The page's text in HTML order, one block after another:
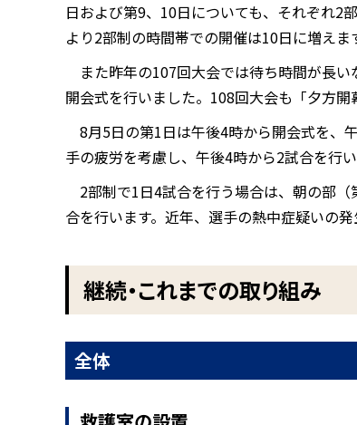
日および第9、10日についても、それぞれ2
より2部制の時間帯での開催は10日に増えま
また昨年の107回大会では待ち時間が長
開会式を行いました。108回大会も「夕方開
8月5日の第1日は午後4時から開会式を、
手の疲労を考慮し、午後4時から2試合を行い
2部制で1日4試合を行う場合は、朝の部
合を行います。近年、選手の熱中症疑いの
継続・これまでの取り組み
全体